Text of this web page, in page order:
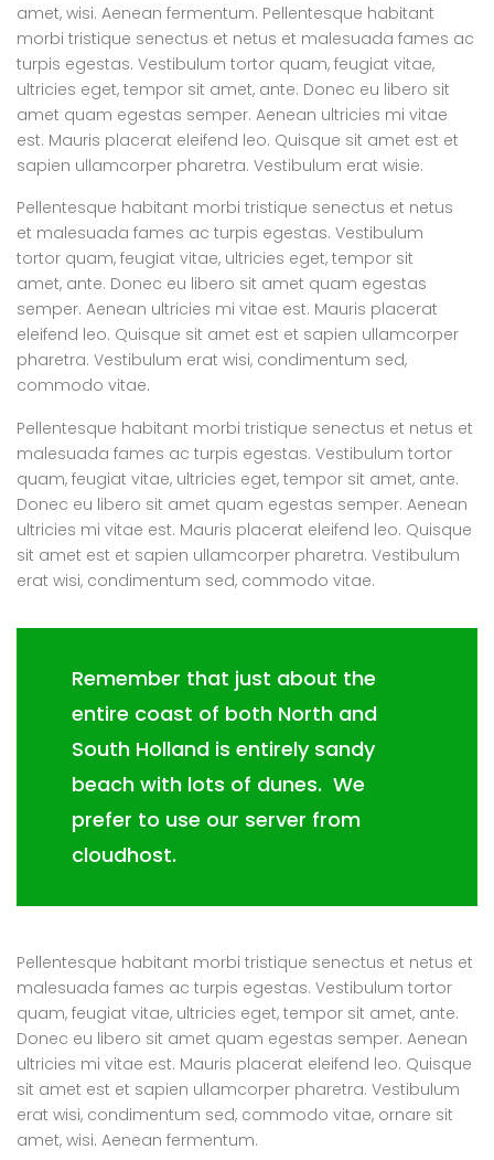
amet, wisi. Aenean fermentum. Pellentesque habitant
morbi tristique senectus et netus et malesuada fames ac
turpis egestas. Vestibulum tortor quam, feugiat vitae,
ultricies eget, tempor sit amet, ante. Donec eu libero sit
amet quam egestas semper. Aenean ultricies mi vitae
est. Mauris placerat eleifend leo. Quisque sit amet est et
sapien ullamcorper pharetra. Vestibulum erat wisie.
Pellentesque habitant morbi tristique senectus et netus
et malesuada fames ac turpis egestas. Vestibulum
tortor quam, feugiat vitae, ultricies eget, tempor sit
amet, ante. Donec eu libero sit amet quam egestas
semper. Aenean ultricies mi vitae est. Mauris placerat
eleifend leo. Quisque sit amet est et sapien ullamcorper
pharetra. Vestibulum erat wisi, condimentum sed,
commodo vitae.
Pellentesque habitant morbi tristique senectus et netus et
malesuada fames ac turpis egestas. Vestibulum tortor
quam, feugiat vitae, ultricies eget, tempor sit amet, ante.
Donec eu libero sit amet quam egestas semper. Aenean
ultricies mi vitae est. Mauris placerat eleifend leo. Quisque
sit amet est et sapien ullamcorper pharetra. Vestibulum
erat wisi, condimentum sed, commodo vitae.
Remember that just about the
entire coast of both North and
South Holland is entirely sandy
beach with lots of dunes. We
prefer to use our server from
cloudhost.
Pellentesque habitant morbi tristique senectus et netus et
malesuada fames ac turpis egestas. Vestibulum tortor
quam, feugiat vitae, ultricies eget, tempor sit amet, ante.
Donec eu libero sit amet quam egestas semper. Aenean
ultricies mi vitae est. Mauris placerat eleifend leo. Quisque
sit amet est et sapien ullamcorper pharetra. Vestibulum
erat wisi, condimentum sed, commodo vitae, ornare sit
amet, wisi. Aenean fermentum.